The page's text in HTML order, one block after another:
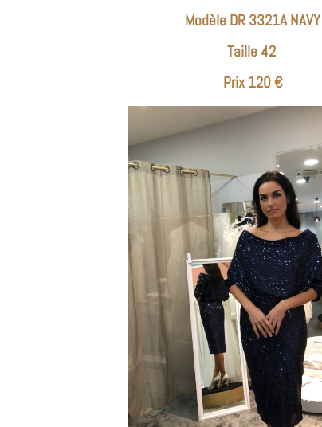
Modèle DR 3321A NAVY
Taille 42
Prix 120 €